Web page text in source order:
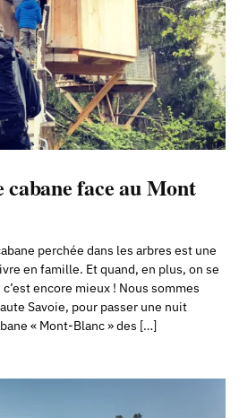
face au Mont
perchée dans les arbres est une
en famille. Et quand, en plus, on se
encore mieux ! Nous sommes
Savoie, pour passer une nuit
« Mont-Blanc » des […]